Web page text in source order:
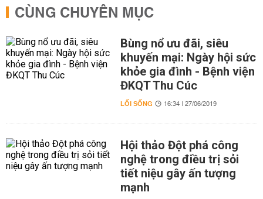
CÙNG CHUYÊN MỤC
Bùng nổ ưu đãi, siêu
khuyến mại: Ngày hội sức
khỏe gia đình - Bệnh viện
ĐKQT Thu Cúc
LỐI SỐNG 16:34 | 27/06/2019
Hội thảo Đột phá công
nghệ trong điều trị sỏi
tiết niệu gây ấn tượng
mạnh